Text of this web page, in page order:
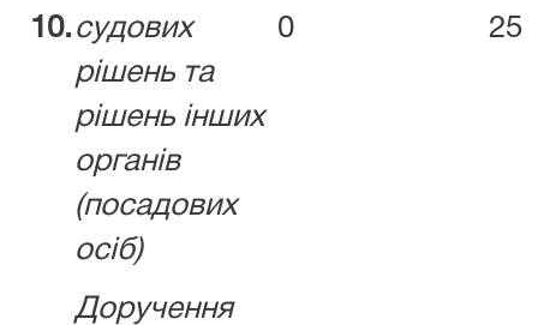
10. судових
рішень та
рішень інших
органів
(посадових
осіб)
0 25
Доручення